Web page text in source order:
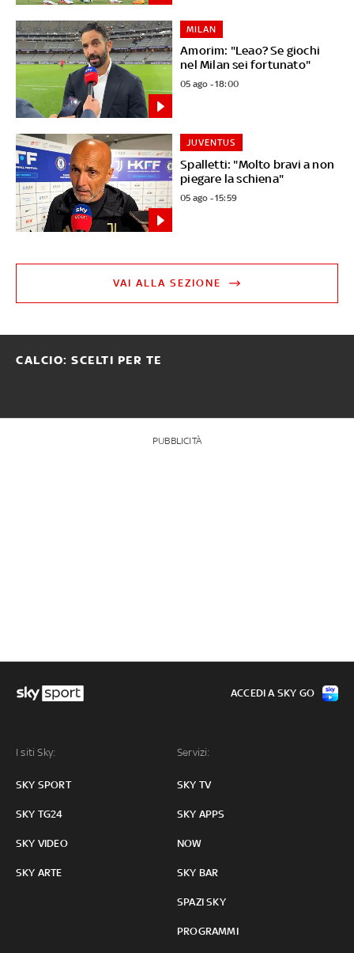
Amorim: "Leao? Se giochi
nel Milan sei fortunato"
MILAN
05 ago - 18:00
Spalletti: "Molto bravi a non
piegare la schiena"
JUVENTUS
05 ago - 15:59
VAI ALLA SEZIONE
CALCIO: SCELTI PER TE
PUBBLICITÀ
I siti Sky:
SKY SPORT
SKY TG24
SKY VIDEO
SKY ARTE
Servizi:
SKY TV
SKY APPS
NOW
SKY BAR
SPAZI SKY
PROGRAMMI
ACCEDI A SKY GO